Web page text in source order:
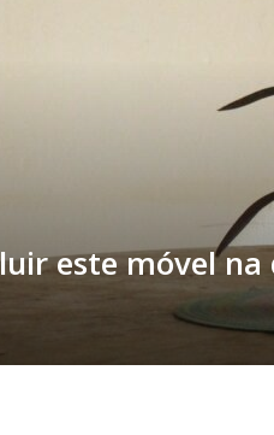
este móvel na